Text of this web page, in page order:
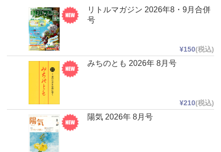
リトルマガジン 2026年8・9月合併
号
¥150(税込)
みちのとも 2026年 8月号
¥210(税込)
陽気 2026年 8月号